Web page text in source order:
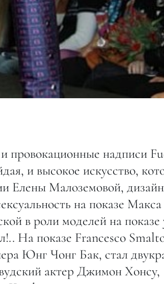
провокационные надписи
и высокое искусство,
Елены Малоземовой,
на показе Макса
в роли моделей на
На показе Francesco
Юнг Чонг Бак, стал
актер Джимон Хонсу,